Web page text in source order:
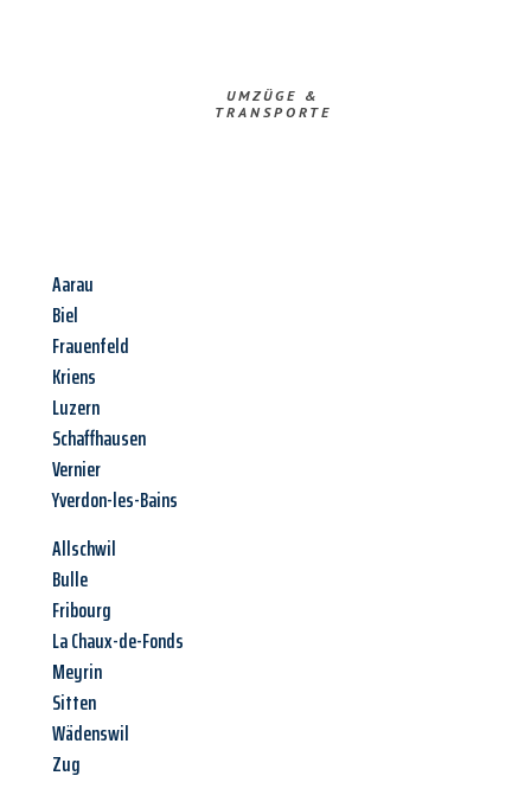
UMZÜGE &
TRANSPORTE
Aarau
Biel
Frauenfeld
Kriens
Luzern
Schaffhausen
Vernier
Yverdon-les-Bains
Allschwil
Bulle
Fribourg
La Chaux-de-Fonds
Meyrin
Sitten
Wädenswil
Zug